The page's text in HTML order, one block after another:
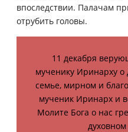
впоследствии. Палачам
отрубить головы.
11 декабря
мученику Иринарху о
семье, мирном и
мученик Иринарх и
Молите Бога о нас